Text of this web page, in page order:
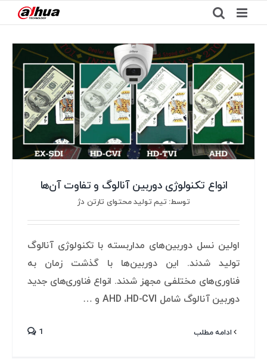
to
content
انواع تکنولوژی دوربین آنالوگ و تفاوت آن‌ها
توسط: تیم تولید محتوای تارتن دژ
اولین نسل دوربین‌های مداربسته با تکنولوژی آنالوگ
تولید شدند. این دوربین‌ها با گذشت زمان به
فناوری‌های مختلفی مجهز شدند. انواع فناوری‌های جدید
دوربین آنالوگ شامل AHD ،HD-CVI و …
ادامه مطلب 1